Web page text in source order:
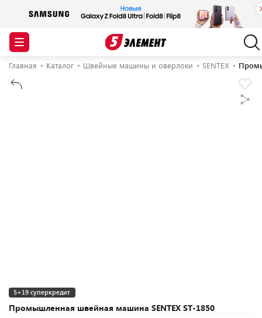
Главная Каталог Швейные машины и оверлоки SENTEX
Промышленная швейная машина SENTEX ST-1850
5+19 суперкредит